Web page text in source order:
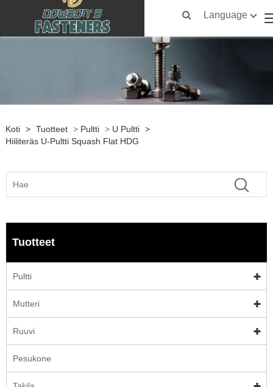
Language
Koti > Tuotteet > Pultti > U Pultti >
Hiiliteräs U-Pultti Squash Flat HDG
Tuotteet
Pultti
Mutteri
Ruuvi
Pesukone